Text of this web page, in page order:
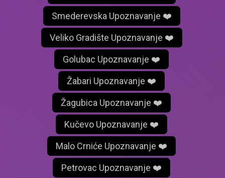
Smederevska Upoznavanje ❤️
Veliko Gradište Upoznavanje ❤️
Golubac Upoznavanje ❤️
Žabari Upoznavanje ❤️
Žagubica Upoznavanje ❤️
Kučevo Upoznavanje ❤️
Malo Crniće Upoznavanje ❤️
Petrovac Upoznavanje ❤️